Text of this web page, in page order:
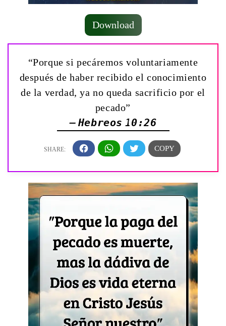
Download
“Porque si pecáremos voluntariamente
después de haber recibido el conocimiento
de la verdad, ya no queda sacrificio por el
pecado”
— Hebreos 10:26